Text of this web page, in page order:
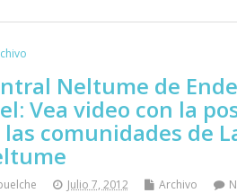
Neltume de
Vea video con la
las comunidades de
Julio 7, 2012 Archivo